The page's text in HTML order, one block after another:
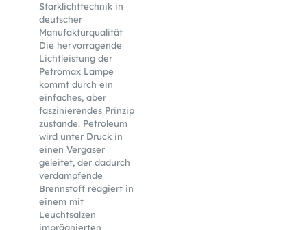
Starklichttechnik in
deutscher
Manufakturqualität
Die hervorragende
Lichtleistung der
Petromax Lampe
kommt durch ein
einfaches, aber
faszinierendes Prinzip
zustande: Petroleum
wird unter Druck in
einen Vergaser
geleitet, der dadurch
verdampfende
Brennstoff reagiert in
einem mit
Leuchtsalzen
imprägnierten